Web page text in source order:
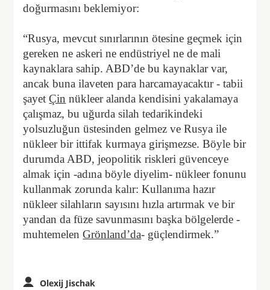
doğurmasını beklemiyor:
“Rusya, mevcut sınırlarının ötesine geçmek için
gereken ne askeri ne endüstriyel ne de mali
kaynaklara sahip. ABD’de bu kaynaklar var,
ancak buna ilaveten para harcamayacaktır - tabii
şayetÇin nükleer alanda kendisini yakalamaya
çalışmaz, bu uğurda silah tedarikindeki
yolsuzluğun üstesinden gelmez ve Rusya ile
nükleer bir ittifak kurmaya girişmezse. Böyle bir
durumda ABD, jeopolitik riskleri güvenceye
almak için -adına böyle diyelim- nükleer fonunu
kullanmak zorunda kalır: Kullanıma hazır
nükleer silahların sayısını hızla artırmak ve bir
yandan da füze savunmasını başka bölgelerde -
muhtemelenGrönland’da- güçlendirmek.”
Olexij Jischak